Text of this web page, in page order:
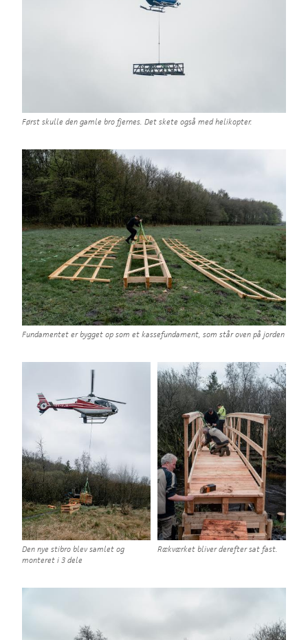
Først skulle den gamle bro fjernes. Det skete også med helikopter.
Fundamentet er bygget op som et kassefundament, som står oven på jorden
Den nye stibro blev samlet og
monteret i 3 dele
Rækværket bliver derefter sat fast.